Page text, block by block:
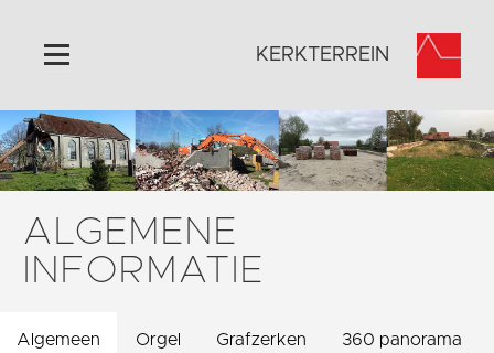
Home
Algemeen
Historie
Omgeving
Activiteiten
KERKTERREIN
ALGEMENE
INFORMATIE
Algemeen Orgel Grafzerken 360 panorama